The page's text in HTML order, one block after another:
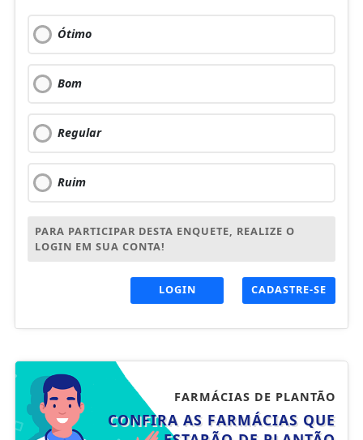
Ótimo
Bom
Regular
Ruim
PARA PARTICIPAR DESTA ENQUETE, REALIZE O
LOGIN EM SUA CONTA!
LOGIN CADASTRE-SE
FARMÁCIAS DE PLANTÃO
CONFIRA AS FARMÁCIAS QUE